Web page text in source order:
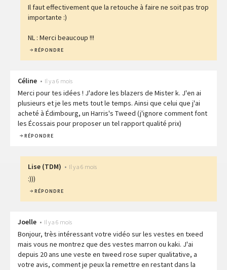
Il faut effectivement que la retouche à faire ne soit pas trop
importante :)
NL : Merci beaucoup !!!
RÉPONDRE
Céline • Il y a 6 mois
Merci pour tes idées ! J'adore les blazers de Mister k. J'en ai
plusieurs et je les mets tout le temps. Ainsi que celui que j'ai
acheté à Édimbourg, un Harris's Tweed (j'ignore comment font
les Écossais pour proposer un tel rapport qualité prix)
RÉPONDRE
Lise (TDM) • Il y a 6 mois
:)))
RÉPONDRE
Joelle • Il y a 6 mois
Bonjour, très intéressant votre vidéo sur les vestes en txeed
mais vous ne montrez que des vestes marron ou kaki. J'ai
depuis 20 ans une veste en tweed rose super qualitative, a
votre avis, comment je peux la remettre en restant dans la